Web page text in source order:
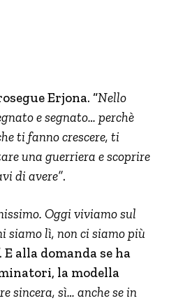
Erjona. “Nello
e segnato… perchè
ti fanno crescere, ti
una guerriera e scoprire
di avere”.
Oggi viviamo sul
siamo lì, non ci siamo più
E alla domanda se ha
la modella
sincera, sì… anche se in